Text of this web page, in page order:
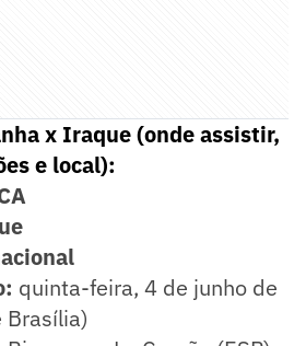
x Iraque (onde assistir,
e local):
quinta-feira, 4 de junho de